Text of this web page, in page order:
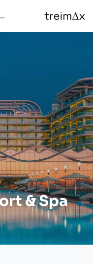
Paragraph Resort & Spa Shekvetili
& Spa